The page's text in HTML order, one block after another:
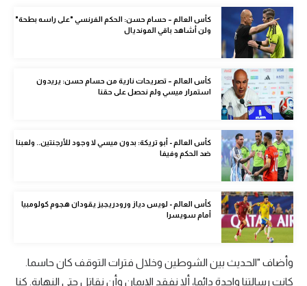
آسيا
أمريكا
أقسام خاصة
Gamers
ميركاتو
تقرير في الجول
تحليل في الجول
حكايات في الجول
كأس العالم – حسام حسن: الحكم الفرنسي "على راسه بطحة"
ولن أشاهد باقي المونديال
كأس العالم – تصريحات نارية من حسام حسن: يريدون
استمرار ميسي ولم نحصل على حقنا
كأس العالم - أبو تريكة: بدون ميسي لا وجود للأرجنتين.. ولعبنا
ضد الحكم وفيفا
كأس العالم - لويس دياز ورودريجيز يقودان هجوم كولومبيا
أمام سويسرا
وأضاف "الحديث بين الشوطين وخلال فترات التوقف كان حاسما.
كانت رسالتنا واحدة دائما، ألا نفقد الإيمان وأن نقاتل حتى النهاية. كنا